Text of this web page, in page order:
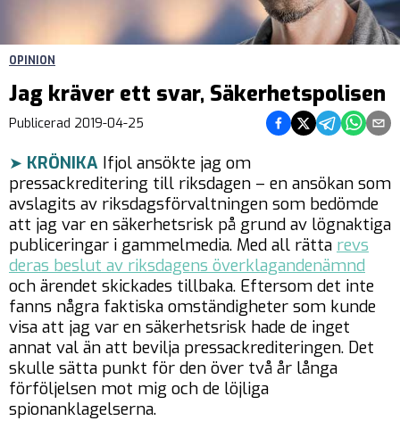
OPINION
Jag kräver ett svar, Säkerhetspolisen
Publicerad 2019-04-25 Dela på Facebook
Dela på Twitter
Dela påDela på
Dela
➤ KRÖNIKA Ifjol ansökte jag om
pressackreditering till riksdagen – en ansökan som
avslagits av riksdagsförvaltningen som bedömde
att jag var en säkerhetsrisk på grund av lögnaktiga
publiceringar i gammelmedia. Med all rätta revs
deras beslut av riksdagens överklagandenämnd
och ärendet skickades tillbaka. Eftersom det inte
fanns några faktiska omständigheter som kunde
visa att jag var en säkerhetsrisk hade de inget
annat val än att bevilja pressackrediteringen. Det
skulle sätta punkt för den över två år långa
förföljelsen mot mig och de löjliga
spionanklagelserna.